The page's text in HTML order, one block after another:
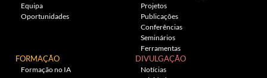
Equipa
Oportunidades
Projetos
Publicações
Conferências
Seminários
Ferramentas
FORMAÇÃO
Formação no IA
DIVULGAÇÃO
Notícias